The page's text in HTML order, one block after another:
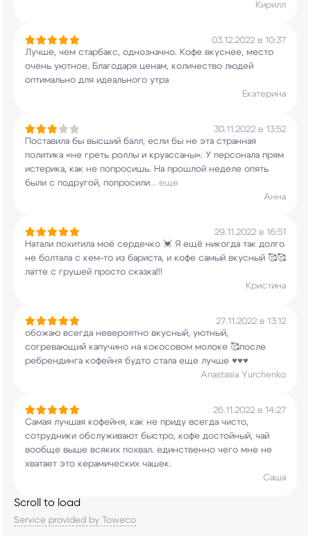
Кирилл
03.12.2022 в 10:37
Лучше, чем старбакс, однозначно. Кофе вкуснее, место
очень уютное. Благодаря ценам, количество людей
оптимально для идеального утра
Екатерина
30.11.2022 в 13:52
Поставила бы высший балл, если бы не эта странная
политика «не греть роллы и круассаны». У персонала прям
истерика, как не попросишь. На прошлой неделе опять
были с подругой, попросили... еще
Анна
29.11.2022 в 16:51
Натали похитила моё сердечко 💓 Я ещё никогда так долго
не болтала с кем-то из бариста, и кофе самый вкусный 🥰🥰
латте с грушей просто сказка!!!
Кристина
27.11.2022 в 13:12
обожаю всегда невероятно вкусный, уютный,
согревающий капучино на кокосовом молоке 🥰после
ребрендинга кофейня будто стала еще лучше ♥️♥️♥️
Anastasia Yurchenko
26.11.2022 в 14:27
Самая лучшая кофейня, как не приду всегда чисто,
сотрудники обслуживают быстро, кофе достойный, чай
вообще выше всяких похвал. единственно чего мне не
хватает это керамических чашек.
Саша
Scroll to load
Service provided by Toweco